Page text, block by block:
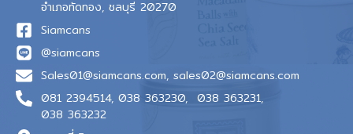
อำเภอทัดทอง, ชลบุรี 20270
Siamcans
@siamcans
Sales01@siamcans.com, sales02@siamcans.com
081 2394514, 038 363230, 038 363231,
038 363232